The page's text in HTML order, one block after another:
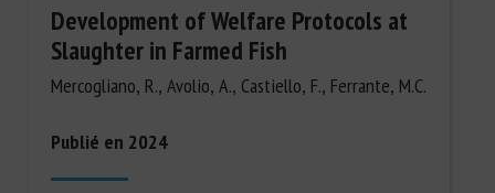
Development of Welfare Protocols at
Slaughter in Farmed Fish
Mercogliano, R., Avolio, A., Castiello, F., Ferrante, M.C.
Publié en 2024